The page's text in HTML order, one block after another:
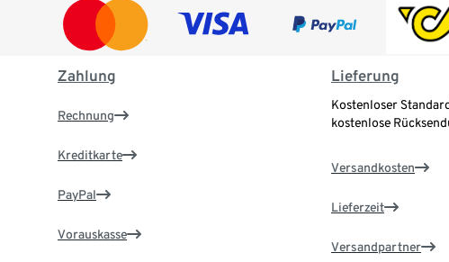
Zahlung
Rechnung
Kreditkarte
PayPal
Vorauskasse
Lieferung
Kostenloser
kostenlose
Versandkosten
Lieferzeit
Versandpartner